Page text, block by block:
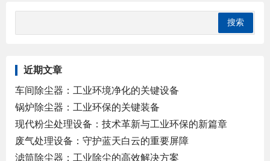
近期文章
车间除尘器：工业环境净化的关键设备
锅炉除尘器：工业环保的关键装备
现代粉尘处理设备：技术革新与工业环保的新篇章
废气处理设备：守护蓝天白云的重要屏障
滤筒除尘器：工业除尘的高效解决方案